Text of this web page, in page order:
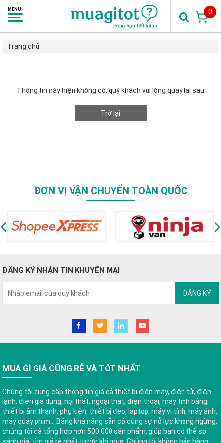
0
Trang chủ
Thông tin này hiện không có, quý khách vui lòng quay lại sau
Trở lại
ĐƠN VỊ VẬN CHUYỂN TOÀN QUỐC
ĐĂNG KÝ NHẬN TIN KHUYẾN MẠI
ĐĂNG KÝ
MUA GÌ GIÁ CŨNG RẺ VÀ TỐT NHẤT
Chúng tôi cung cấp thông tin giá cả thiết bị điện máy, điện tử, điện
lạnh, điện gia dụng, nội thất, ngoại thất, điện thoại, máy tính bảng,
thiết bị âm thanh, phụ kiện, thiết bị đeo, laptop, máy vi tính, máy ảnh,
máy quay phim... Bằng khả năng sẵn có cùng sự nỗ lực không ngừng,
chúng tôi đã tổng hợp hơn 500.000 sản phẩm, giúp bạn có thể so
sánh giá, tìm giá rẻ nhất trước khi mua. Chúng tôi không bán hàng.